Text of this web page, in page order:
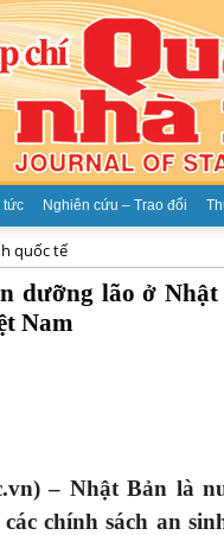
tức Nghiên cứu – Trao đổi
quốc tế
dưỡng lão ở
Nam
– Nhật Bản là
chính sách an